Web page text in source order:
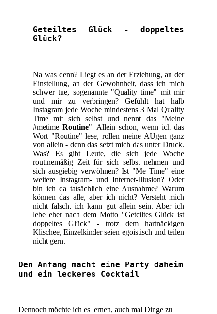
Geteiltes Glück - doppeltes
Glück?
Na was denn? Liegt es an der Erziehung, an der
Einstellung, an der Gewohnheit, dass ich mich
schwer tue, sogenannte "Quality time" mit mir
und mir zu verbringen? Gefühlt hat halb
Instagram jede Woche mindestens 3 Mal Quality
Time mit sich selbst und nennt das "Meine
#metime Routine". Allein schon, wenn ich das
Wort "Routine" lese, rollen meine AUgen ganz
von allein - denn das setzt mich das unter Druck.
Was? Es gibt Leute, die sich jede Woche
routinemäßig Zeit für sich selbst nehmen und
sich ausgiebig verwöhnen? Ist "Me Time" eine
weitere Instagram- und Internet-Illusion? Oder
bin ich da tatsächlich eine Ausnahme? Warum
können das alle, aber ich nicht? Versteht mich
nicht falsch, ich kann gut allein sein. Aber ich
lebe eher nach dem Motto "Geteiltes Glück ist
doppeltes Glück" - trotz dem hartnäckigen
Klischee, Einzelkinder seien egoistisch und teilen
nicht gern.
Den Anfang macht eine Party daheim
und ein leckeres Cocktail
Dennoch möchte ich es lernen, auch mal Dinge zu